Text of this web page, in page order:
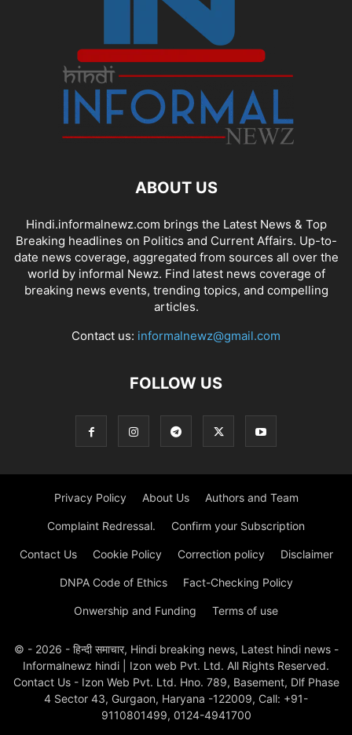
ABOUT US
Hindi.informalnewz.com brings the Latest News & Top
Breaking headlines on Politics and Current Affairs. Up-to-
date news coverage, aggregated from sources all over the
world by informal Newz. Find latest news coverage of
breaking news events, trending topics, and compelling
articles.
Contact us: informalnewz@gmail.com
FOLLOW US
Privacy Policy About Us Authors and Team
Complaint Redressal. Confirm your Subscription
Contact Us Cookie Policy Correction policy Disclaimer
DNPA Code of Ethics Fact-Checking Policy
Onwership and Funding Terms of use
© - 2026 - हिन्दी समाचार, Hindi breaking news, Latest hindi news -
Informalnewz hindi | Izon web Pvt. Ltd. All Rights Reserved.
Contact Us - Izon Web Pvt. Ltd. Hno. 789, Basement, Dlf Phase
4 Sector 43, Gurgaon, Haryana -122009, Call: +91-
9110801499, 0124-4941700